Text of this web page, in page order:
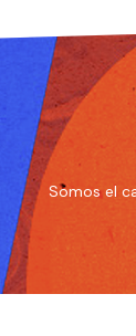
Somos el